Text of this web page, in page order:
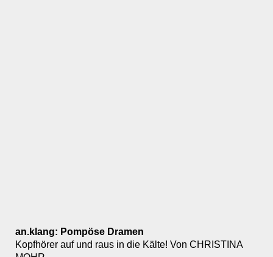
an.klang: Pompöse Dramen
Kopfhörer auf und raus in die Kälte! Von CHRISTINA